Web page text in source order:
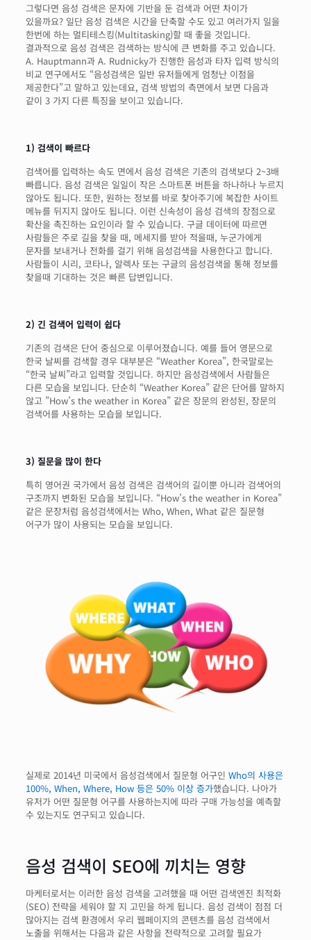
그렇다면 음성 검색은 문자에 기반을 둔 검색과 어떤 차이가
있을까요? 일단 음성 검색은 시간을 단축할 수도 있고 여러가지 일을
한번에 하는 멀티테스킹(Multitasking)할 때 좋을 것입니다.
결과적으로 음성 검색은 검색하는 방식에 큰 변화를 주고 있습니다.
A. Hauptmann과 A. Rudnicky가 진행한 음성과 타자 입력 방식의
비교 연구에서도 “음성검색은 일반 유저들에게 엄청난 이점을
제공한다”고 말하고 있는데요, 검색 방법의 측면에서 보면 다음과
같이 3 가지 다른 특징을 보이고 있습니다.
1) 검색이 빠르다
검색어를 입력하는 속도 면에서 음성 검색은 기존의 검색보다 2~3배
빠릅니다. 음성 검색은 일일이 작은 스마트폰 버튼을 하나하나 누르지
않아도 됩니다. 또한, 원하는 정보를 바로 찾아주기에 복잡한 사이트
메뉴를 뒤지지 않아도 됩니다. 이런 신속성이 음성 검색의 장점으로
확산을 촉진하는 요인이라 할 수 있습니다. 구글 데이터에 따르면
사람들은 주로 길을 찾을 때, 메세지를 받아 적을때, 누군가에게
문자를 보내거나 전화를 걸기 위해 음성검색을 사용한다고 합니다.
사람들이 시리, 코타나, 알렉사 또는 구글의 음성검색을 통해 정보를
찾을때 기대하는 것은 빠른 답변입니다.
2) 긴 검색어 입력이 쉽다
기존의 검색은 단어 중심으로 이루어졌습니다. 예를 들어 영문으로
한국 날씨를 검색할 경우 대부분은 “Weather Korea”, 한국말로는
“한국 날씨”라고 입력할 것입니다. 하지만 음성검색에서 사람들은
다른 모습을 보입니다. 단순히 “Weather Korea” 같은 단어를 말하지
않고 ”How’s the weather in Korea” 같은 장문의 완성된, 장문의
검색어를 사용하는 모습을 보입니다.
3) 질문을 많이 한다
특히 영어권 국가에서 음성 검색은 검색어의 길이뿐 아니라 검색어의
구조까지 변화된 모습을 보입니다. “How’s the weather in Korea”
같은 문장처럼 음성검색에서는 Who, When, What 같은 질문형
어구가 많이 사용되는 모습을 보입니다.
실제로 2014년 미국에서 음성검색에서 질문형 어구인 Who의 사용은
100%, When, Where, How 등은 50% 이상 증가했습니다. 나아가
유저가 어떤 질문형 어구를 사용하는지에 따라 구매 가능성을 예측할
수 있는지도 연구되고 있습니다.
음성 검색이 SEO에 끼치는 영향
마케터로서는 이러한 음성 검색을 고려했을 때 어떤 검색엔진 최적화
(SEO) 전략을 세워야 할 지 고민을 하게 됩니다. 음성 검색이 점점 더
많아지는 검색 환경에서 우리 웹페이지의 콘텐츠를 음성 검색에서
노출을 위해서는 다음과 같은 사항을 전략적으로 고려할 필요가